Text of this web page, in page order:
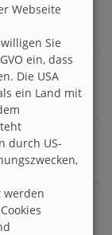
Webseite
Sie
ein, dass
Die USA
ein Land mit
durch US-
werden